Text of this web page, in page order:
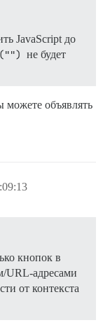
JavaScript до
не будет
можете объявлять
кнопок в
URL-адресами
от контекста